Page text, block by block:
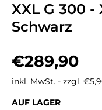
XXL G 300 -
Schwarz
Normaler
€289,90
inkl. MwSt. - zzgl.
AUF LAGER